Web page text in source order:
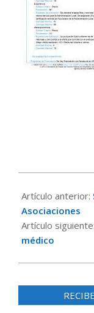
10-
26
Artículo anterior:
Asociaciones
Artículo siguiente:
médico